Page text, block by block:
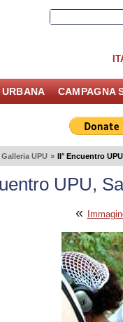
CAMPAGNA
Galleria UPU » II° Encuentro
UPU,
«